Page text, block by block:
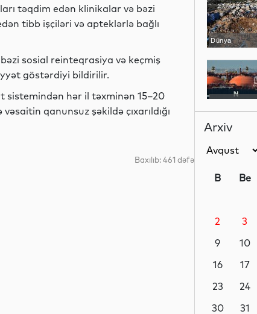
təqdim edən klinikalar və bəzi
tibb işçiləri və apteklərlə bağlı
sosial reinteqrasiya və keçmiş
göstərdiyi bildirilir.
sistemindən hər il təxminən 15–20
qanunsuz şəkildə çıxarıldığı
Baxılıb: 461 dəfə
Dünya
Dünya
Dünya
Siyasət
Arxiv
B Be
2
3
9
10
16
17
23
24
30
31